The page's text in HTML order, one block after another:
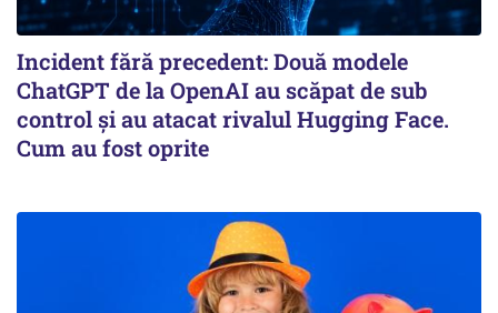
Incident fără precedent: Două modele
ChatGPT de la OpenAI au scăpat de sub
control și au atacat rivalul Hugging Face.
Cum au fost oprite